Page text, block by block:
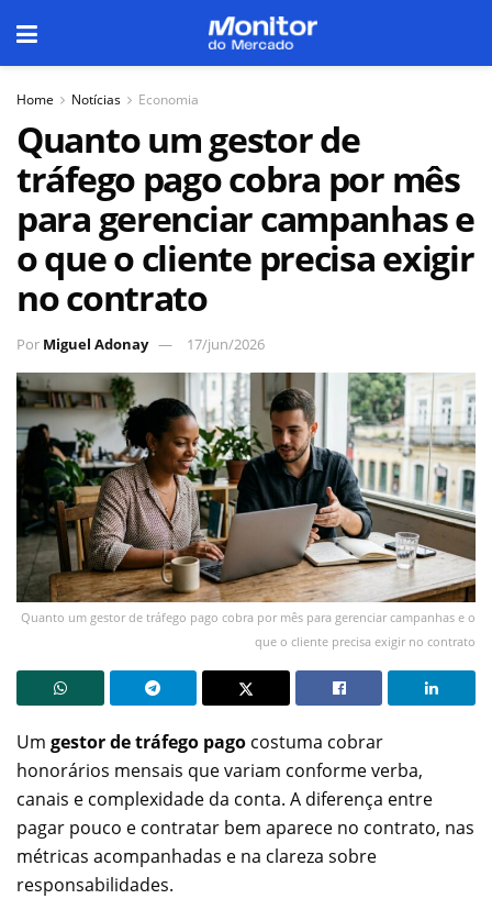
Home Notícias Economia
Quanto um gestor de
tráfego pago cobra por mês
para gerenciar campanhas e
o que o cliente precisa exigir
no contrato
Por Miguel Adonay 17/jun/2026
Quanto um gestor de tráfego pago cobra por mês para gerenciar campanhas e o
que o cliente precisa exigir no contrato
Um gestor de tráfego pago costuma cobrar
honorários mensais que variam conforme verba,
canais e complexidade da conta. A diferença entre
pagar pouco e contratar bem aparece no contrato, nas
métricas acompanhadas e na clareza sobre
responsabilidades.